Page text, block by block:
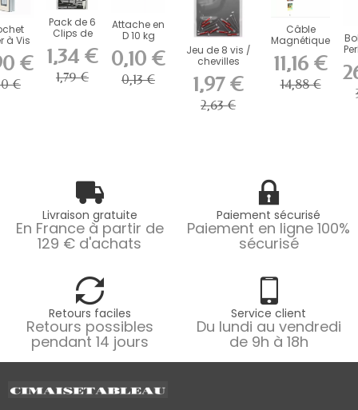
à Vis
4 kg
€
€
Pack de 6
Clips de
Click &...
1,34 €
1,79 €
Attache en
D 10 kg
0,10 €
0,13 €
Jeu de 8 vis /
chevilles
Multimateriaux...
1,97 €
2,63 €
Câble
Magnétique
Picture
Mouse
Artiteq 150
cm
11,16 €
14,88 €
Livraison gratuite
En France à partir de
129 € d'achats
Paiement sécurisé
Paiement en ligne 100%
sécurisé
Retours faciles
Retours possibles
pendant 14 jours
Service client
Du lundi au vendredi
de 9h à 18h